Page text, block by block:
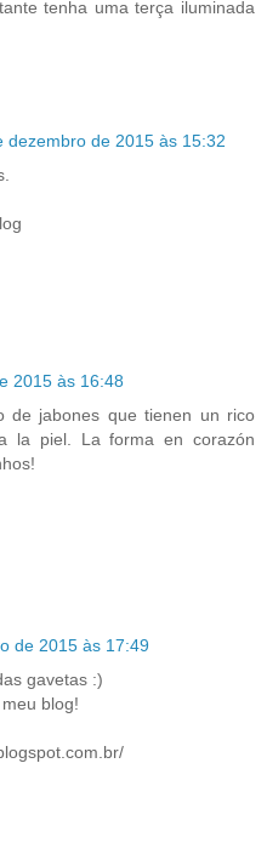
tenha uma terça iluminada
dezembro de 2015 às 15:32
2015 às 16:48
de jabones que tienen un rico
la piel. La forma en corazón
de 2015 às 17:49
gavetas :)
blog!